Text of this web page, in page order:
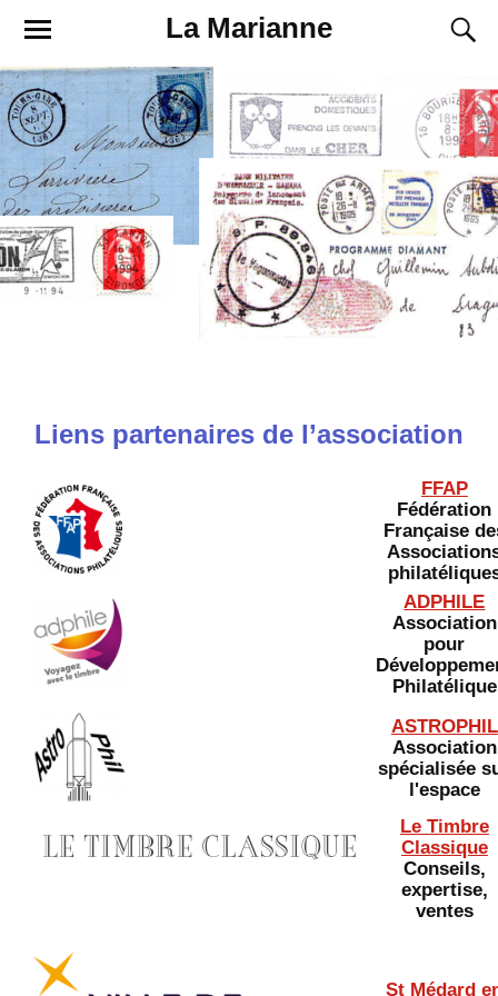
La Marianne
Liens partenaires de l’association
FFAP
Fédération
Française
ADPHILE
Association
pour
Philatélique
ASTROPHIL
Association
spécialisée
l'espace
Le Timbre
Classique
Conseils,
expertise,
ventes
St Médard